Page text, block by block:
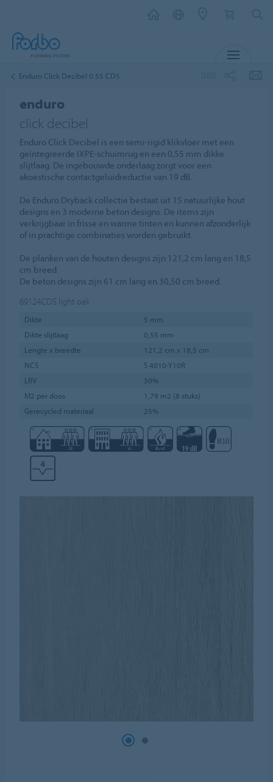
Enduro Click Decibel 0.55 CD5
enduro
click decibel
Enduro Click Decibel is een semi-rigid klikvloer met een
geïntegreerde IXPE-schuimrug en een 0,55 mm dikke
slijtlaag. De ingebouwde onderlaag zorgt voor een
akoestische contactgeluidreductie van 19 dB.
De Enduro Dryback collectie bestaat uit 15 natuurlijke hout
designs en 3 moderne beton designs. De items zijn
verkrijgbaar in frisse en warme tinten en kunnen afzonderlijk
of in prachtige combinaties worden gebruikt.
De planken van de houten designs zijn 121,2 cm lang en 18,5
cm breed.
De beton designs zijn 61 cm lang en 30,50 cm breed.
69124CD5 light oak
Dikte
5 mm
Dikte slijtlaag
0,55 mm
Lengte x breedte
121,2 cm x 18,5 cm
NCS
S 4010-Y10R
LRV
30%
M2 per doos
1,79 m2 (8 stuks)
Gerecycled materiaal
25%